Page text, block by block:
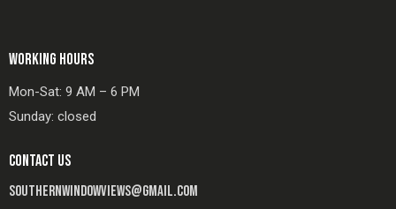
WORKING HOURS
Mon-Sat: 9 AM – 6 PM
Sunday: closed
CONTACT US
SOUTHERNWINDOWVIEWS@GMAIL.COM